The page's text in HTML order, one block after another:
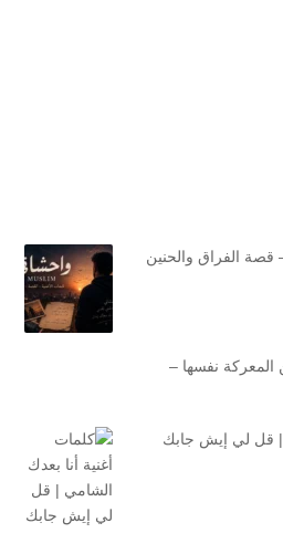
الفراق والحنين
المعركة نفسها –
| قل لي إيش جابك